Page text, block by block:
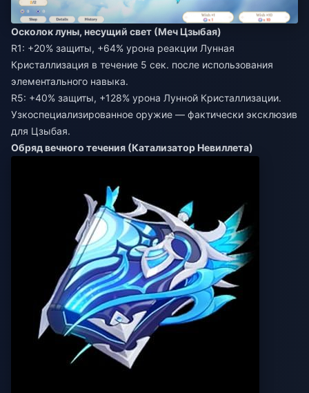
Осколок луны, несущий свет (Меч Цзыбая)
R1: +20% защиты, +64% урона реакции Лунная
Кристаллизация в течение 5 сек. после использования
элементального навыка.
R5: +40% защиты, +128% урона Лунной Кристаллизации.
Узкоспециализированное оружие — фактически эксклюзив
для Цзыбая.
Обряд вечного течения (Катализатор Невиллета)